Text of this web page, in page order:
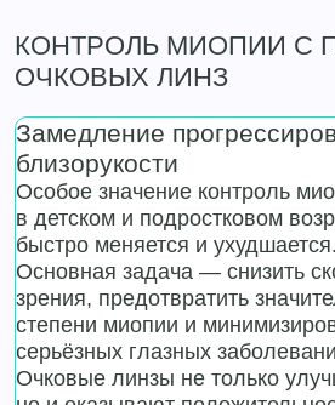
КОНТРОЛЬ МИОПИИ С
ОЧКОВЫХ ЛИНЗ
Замедление
близорукости
Особое значение контроль
в детском и подростковом
быстро меняется и ухудшается.
Основная задача — снизить
зрения, предотвратить
степени миопии и
серьёзных глазных
Очковые линзы не только